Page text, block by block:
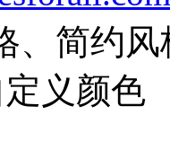
、简约风
义颜色